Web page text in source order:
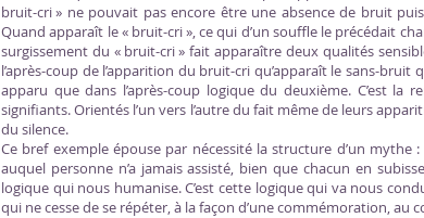
bruit-cri » ne pouvait pas encore être une absence de bruit
Quand apparaît le « bruit-cri », ce qui d’un souffle le précédait
surgissement du « bruit-cri » fait apparaître deux qualités
l’après-coup de l’apparition du bruit-cri qu’apparaît le sans-
apparu que dans l’après-coup logique du deuxième. C’est
signifiants. Orientés l’un vers l’autre du fait même de leurs
du silence.
Ce bref exemple épouse par nécessité la structure d’un
auquel personne n’a jamais assisté, bien que chacun en
logique qui nous humanise. C’est cette logique qui va nous
qui ne cesse de se répéter, à la façon d’une commémoration,